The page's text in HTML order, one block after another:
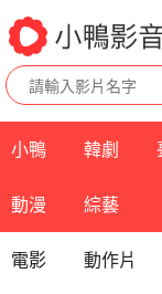
小鴨 韓劇
動漫 綜藝
電影 動作片